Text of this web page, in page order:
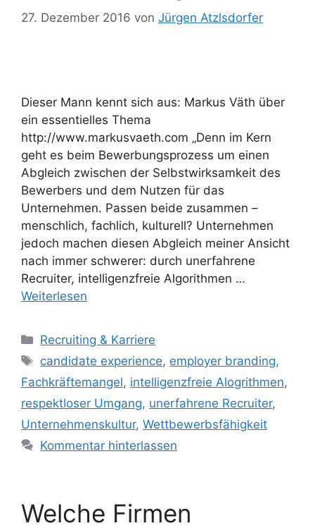
27. Dezember 2016 von Jürgen Atzlsdorfer
Dieser Mann kennt sich aus: Markus Väth über
ein essentielles Thema
http://www.markusvaeth.com „Denn im Kern
geht es beim Bewerbungsprozess um einen
Abgleich zwischen der Selbstwirksamkeit des
Bewerbers und dem Nutzen für das
Unternehmen. Passen beide zusammen –
menschlich, fachlich, kulturell? Unternehmen
jedoch machen diesen Abgleich meiner Ansicht
nach immer schwerer: durch unerfahrene
Recruiter, intelligenzfreie Algorithmen …
Weiterlesen
Kategorien
Recruiting & Karriere
Schlagwörter
candidate experience, employer branding,
Fachkräftemangel, intelligenzfreie Alogrithmen,
respektloser Umgang, unerfahrene Recruiter,
Unternehmenskultur, Wettbewerbsfähigkeit
Kommentar hinterlassen
Welche Firmen